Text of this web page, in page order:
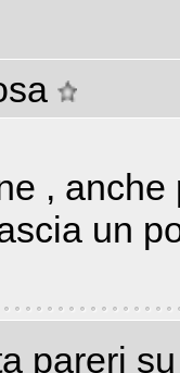
,
un
pareri